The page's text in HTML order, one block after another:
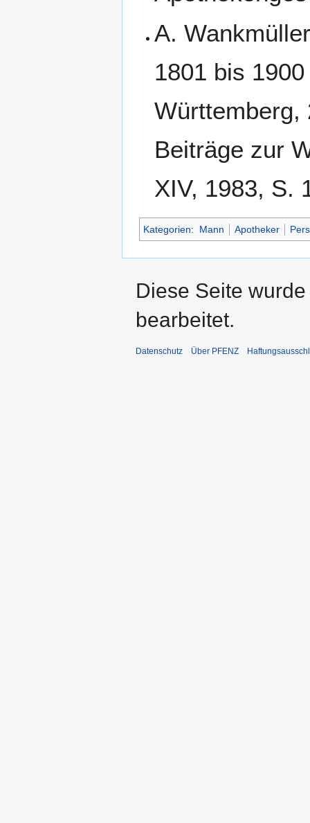
A.
1801 bis
Württemberg,
Beiträge zur
XIV, 1983, S.
Kategorien: Mann Apotheker
Diese Seite
bearbeitet.
Datenschutz Über PFENZ